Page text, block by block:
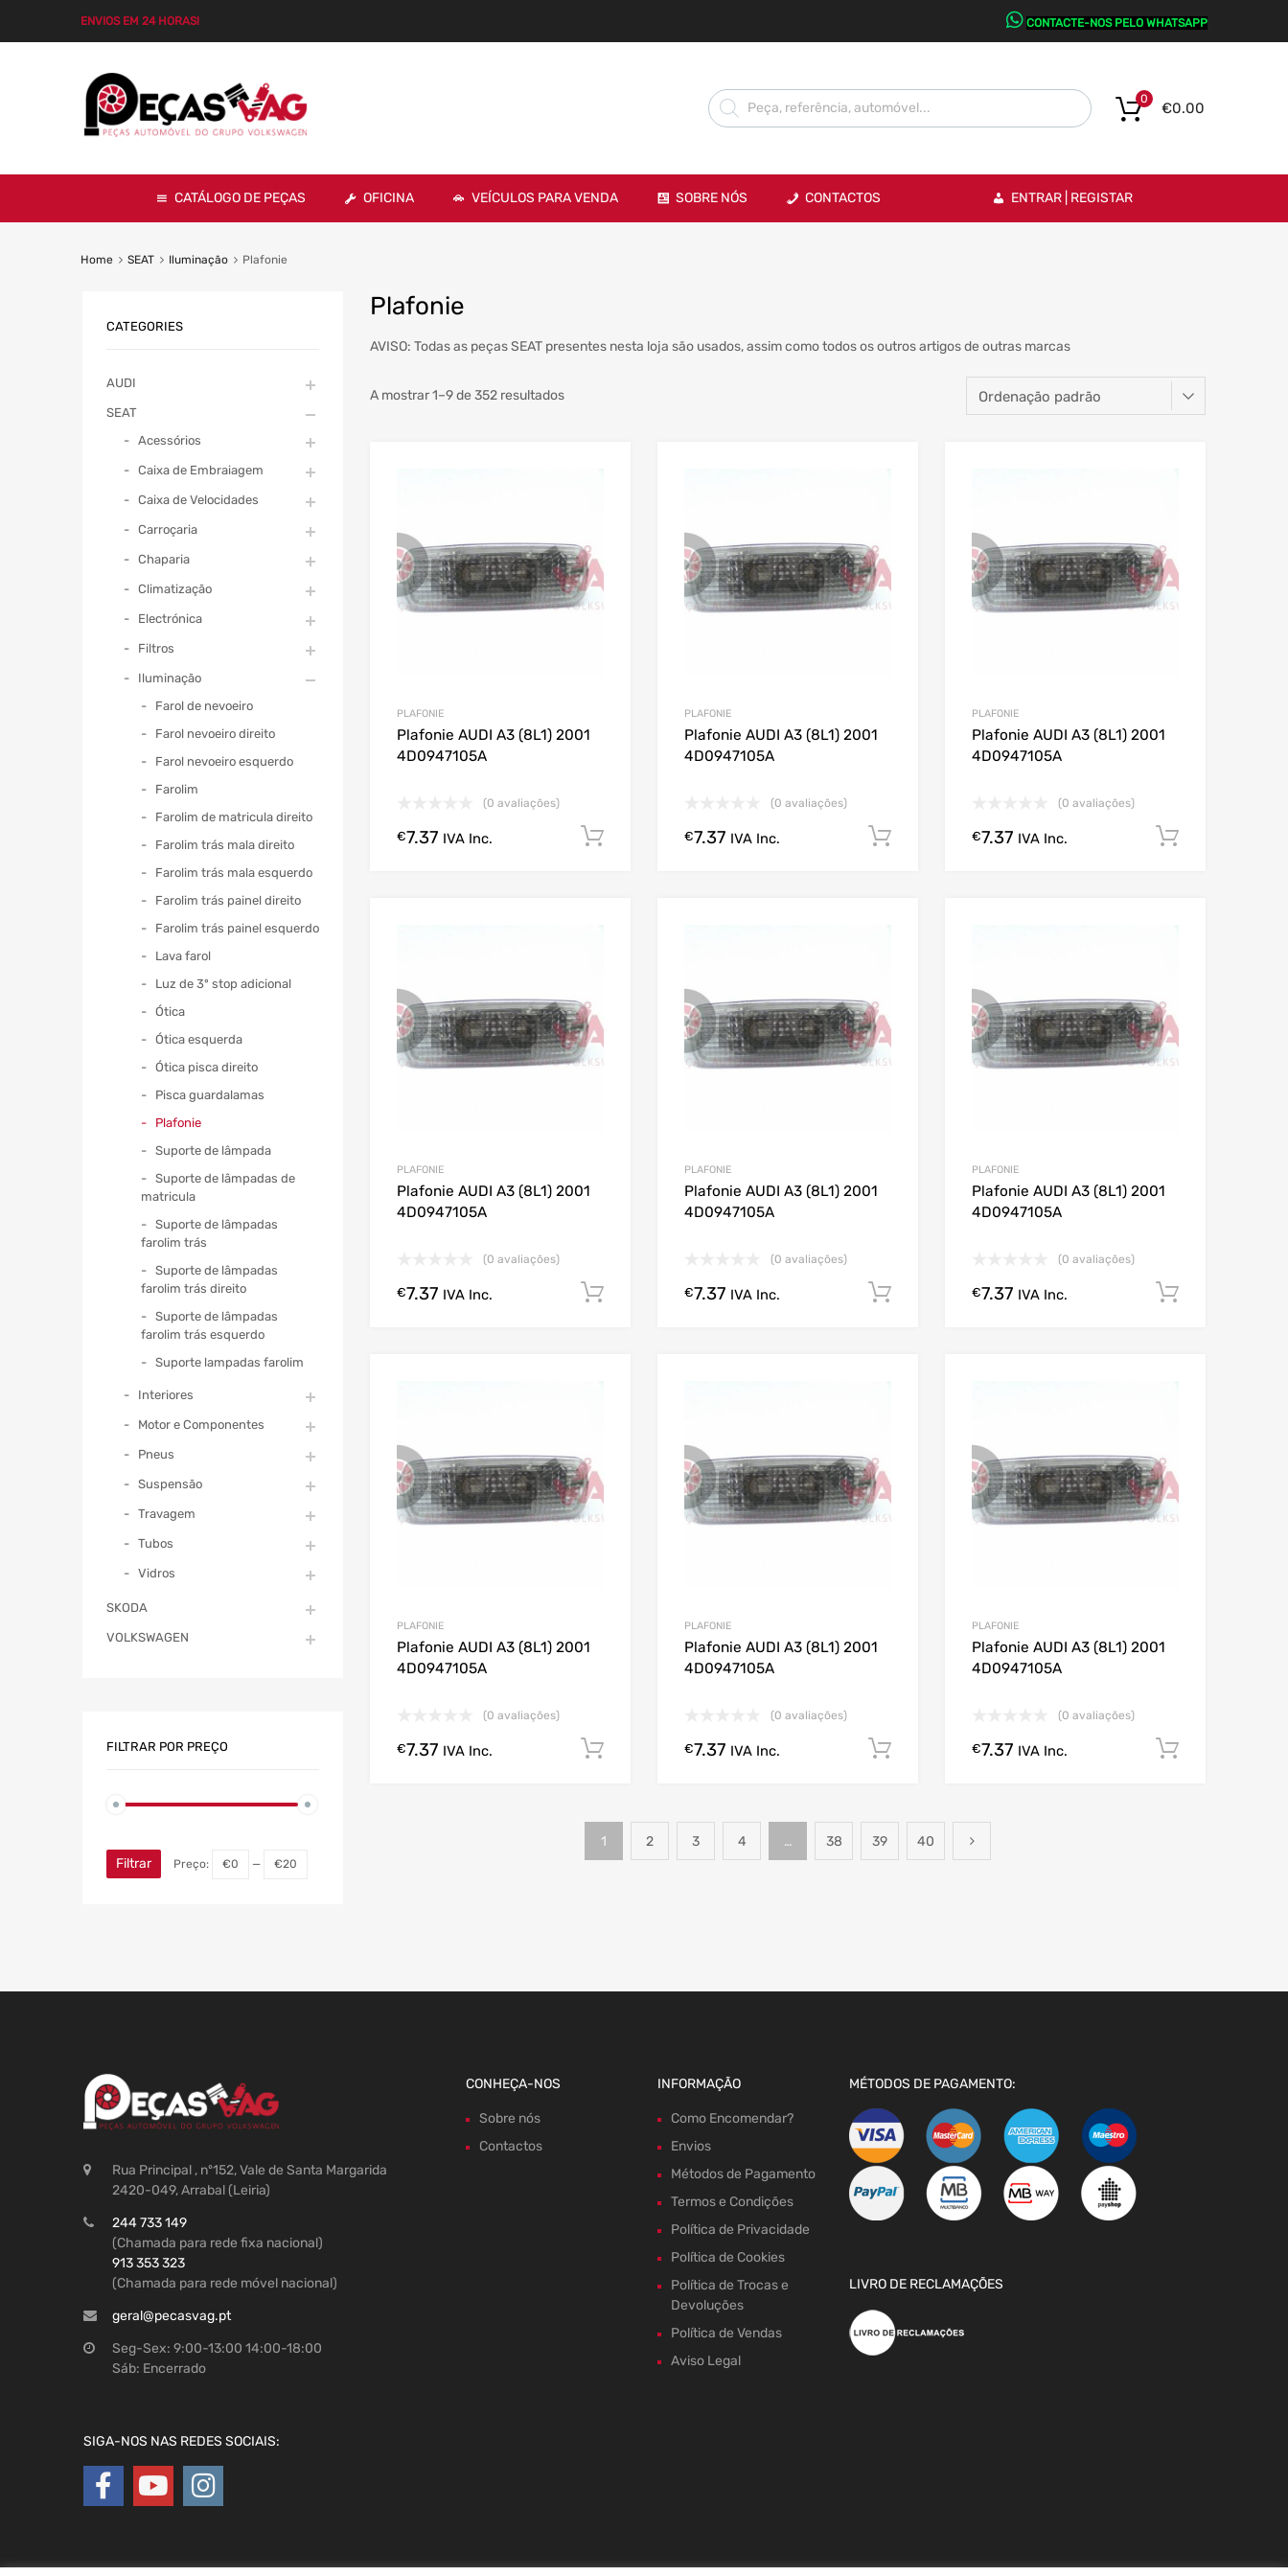
ENVIOS EM 24 HORAS! CONTACTE-NOS PELO WHATSAPP
€0.00
0
CATÁLOGO DE PEÇAS OFICINA VEÍCULOS PARA VENDA SOBRE NÓS CONTACTOS ENTRAR | REGISTAR
Home SEAT Iluminação Plafonie
Plafonie
AVISO: Todas as peças SEAT presentes nesta loja são usados, assim como todos os outros artigos de outras marcas
A mostrar 1–9 de 352 resultados
PLAFONIE
Plafonie AUDI A3 (8L1) 2001
4D0947105A
(0 avaliações)
€7.37 IVA Inc. Comprar Agora!
PLAFONIE
Plafonie AUDI A3 (8L1) 2001
4D0947105A
(0 avaliações)
€7.37 IVA Inc. Comprar Agora!
PLAFONIE
Plafonie AUDI A3 (8L1) 2001
4D0947105A
(0 avaliações)
€7.37 IVA Inc.
PLAFONIE
Plafonie AUDI A3 (8L1) 2001
4D0947105A
(0 avaliações)
€7.37 IVA Inc. Comprar Agora!
PLAFONIE
Plafonie AUDI A3 (8L1) 2001
4D0947105A
(0 avaliações)
€7.37 IVA Inc. Comprar Agora!
PLAFONIE
Plafonie AUDI A3 (8L1) 2001
4D0947105A
(0 avaliações)
€7.37 IVA Inc.
PLAFONIE
Plafonie AUDI A3 (8L1) 2001
4D0947105A
(0 avaliações)
€7.37 IVA Inc. Comprar Agora!
PLAFONIE
Plafonie AUDI A3 (8L1) 2001
4D0947105A
(0 avaliações)
€7.37 IVA Inc. Comprar Agora!
PLAFONIE
Plafonie AUDI A3 (8L1) 2001
4D0947105A
(0 avaliações)
€7.37 IVA Inc.
1 2 3 4 … 38 39 40
CATEGORIES
AUDI
SEAT
Acessórios
Caixa de Embraiagem
Caixa de Velocidades
Carroçaria
Chaparia
Climatização
Electrónica
Filtros
Iluminação
Farol de nevoeiro
Farol nevoeiro direito
Farol nevoeiro esquerdo
Farolim
Farolim de matricula direito
Farolim trás mala direito
Farolim trás mala esquerdo
Farolim trás painel direito
Farolim trás painel esquerdo
Lava farol
Luz de 3º stop adicional
Ótica
Ótica esquerda
Ótica pisca direito
Pisca guardalamas
Plafonie
Suporte de lâmpada
Suporte de lâmpadas de
matricula
Suporte de lâmpadas
farolim trás
Suporte de lâmpadas
farolim trás direito
Suporte de lâmpadas
farolim trás esquerdo
Suporte lampadas farolim
Interiores
Motor e Componentes
Pneus
Suspensão
Travagem
Tubos
Vidros
SKODA
VOLKSWAGEN
FILTRAR POR PREÇO
Filtrar Preço: €0 — €20
Rua Principal , nº152, Vale de Santa Margarida
2420-049, Arrabal (Leiria)
244 733 149
(Chamada para rede fixa nacional)
913 353 323
(Chamada para rede móvel nacional)
geral@pecasvag.pt
Seg-Sex: 9:00-13:00 14:00-18:00
Sáb: Encerrado
SIGA-NOS NAS REDES SOCIAIS:
CONHEÇA-NOS
Sobre nós
Contactos
INFORMAÇÃO
Como Encomendar?
Envios
Métodos de Pagamento
Termos e Condições
Política de Privacidade
Política de Cookies
Política de Trocas e
Devoluções
Política de Vendas
Aviso Legal
MÉTODOS DE PAGAMENTO:
LIVRO DE RECLAMAÇÕES